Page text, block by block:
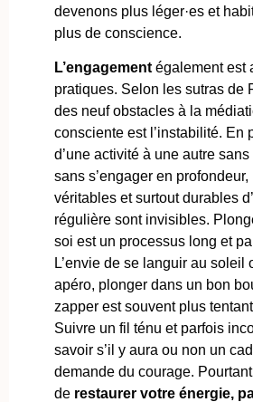
devenons plus léger·es et
plus de conscience.
L’engagement également est
pratiques. Selon les sutras de
des neuf obstacles à la
consciente est l’instabilité. En
d’une activité à une autre sans
sans s’engager en profondeur,
véritables et surtout durables
régulière sont invisibles.
soi est un processus long et
L’envie de se languir au soleil
apéro, plonger dans un bon
zapper est souvent plus
Suivre un fil ténu et parfois
savoir s’il y aura ou non un
demande du courage.
de restaurer votre énergie,